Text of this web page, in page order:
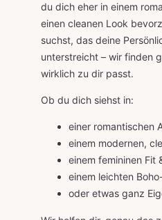
du dich eher in einem
einen cleanen Look
suchst, das deine
unterstreicht – wir finden
wirklich zu dir passt.
Ob du dich siehst in:
einer romantischen
einem modernen,
einem femininen Fit
einem leichten
oder etwas ganz